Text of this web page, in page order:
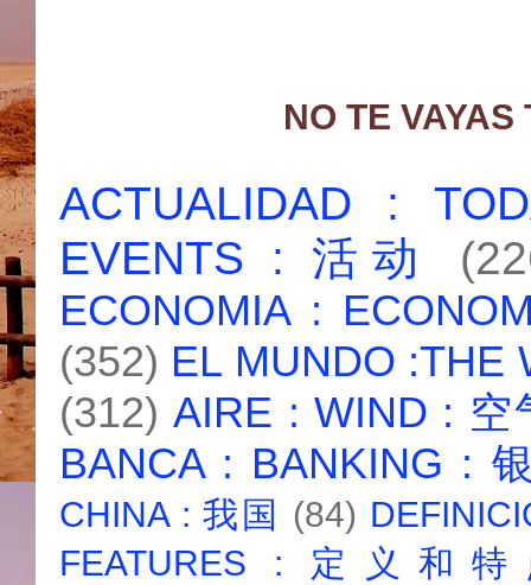
NO TE
ACTUALIDAD :
EVENTS : 活动
ECONOMIA :
(352) EL MUNDO :THE
(312) AIRE : WIND : 空
BANCA : BANKING :
CHINA : 我国 (84)
FEATURES : 定义和